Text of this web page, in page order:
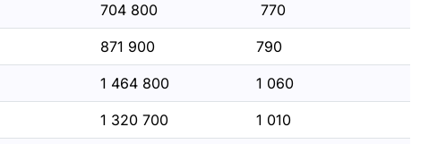
704 800 770
871 900 790
1 464 800 1 060
1 320 700 1 010